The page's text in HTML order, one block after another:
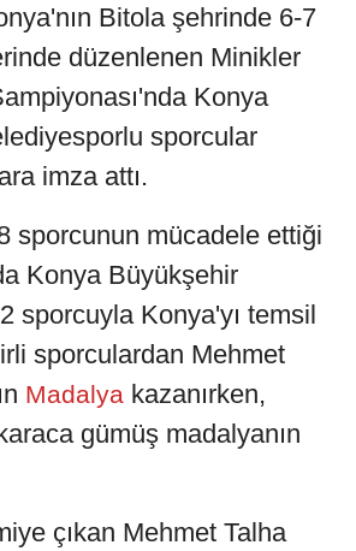
Bitola şehrinde 6-7
düzenlenen Minikler
Konya
sporcular
imza attı.
sporcunun mücadele ettiği
Konya Büyükşehir
sporcuyla Konya'yı temsil
sporculardan Mehmet
Madalya kazanırken,
gümüş madalyanın
çıkan Mehmet Talha